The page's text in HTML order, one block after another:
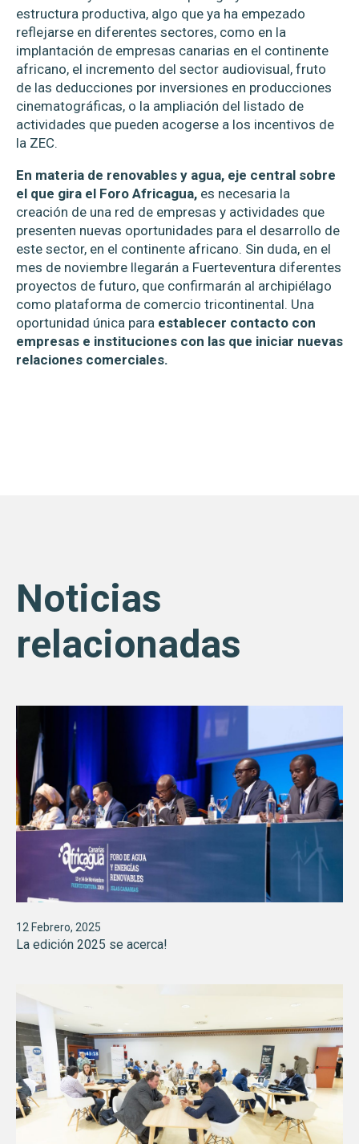
estructura productiva, algo que ya ha empezado
reflejarse en diferentes sectores, como en la
implantación de empresas canarias en el continente
africano, el incremento del sector audiovisual, fruto
de las deducciones por inversiones en producciones
cinematográficas, o la ampliación del listado de
actividades que pueden acogerse a los incentivos de
la ZEC.
En materia de renovables y agua, eje central sobre
el que gira el Foro Africagua, es necesaria la
creación de una red de empresas y actividades que
presenten nuevas oportunidades para el desarrollo de
este sector, en el continente africano. Sin duda, en el
mes de noviembre llegarán a Fuerteventura diferentes
proyectos de futuro, que confirmarán al archipiélago
como plataforma de comercio tricontinental. Una
oportunidad única para establecer contacto con
empresas e instituciones con las que iniciar nuevas
relaciones comerciales.
Noticias
relacionadas
12 Febrero, 2025
La edición 2025 se acerca!